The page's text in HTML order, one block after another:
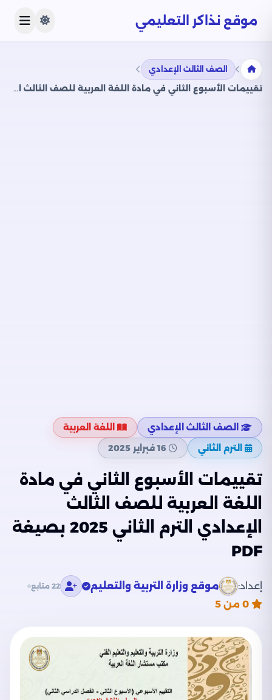
موقع نذاكر التعليمي
الصف الثالث الإعدادي
تقييمات الأسبوع الثاني في مادة اللغة العربية للصف الثالث الإعدادي الترم الثاني 2025 بصيغة PDF
الصف الثالث الإعدادي
اللغة العربية
الترم الثاني
16 فبراير 2025
تقييمات الأسبوع الثاني في مادة
اللغة العربية للصف الثالث
الإعدادي الترم الثاني 2025 بصيغة
PDF
إعداد: موقع وزارة التربية والتعليم 22 متابع
0 من 5